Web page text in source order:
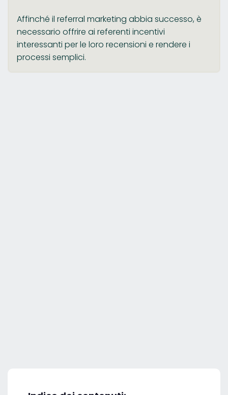
Affinché il referral marketing abbia successo, è
necessario offrire ai referenti incentivi
interessanti per le loro recensioni e rendere i
processi semplici.